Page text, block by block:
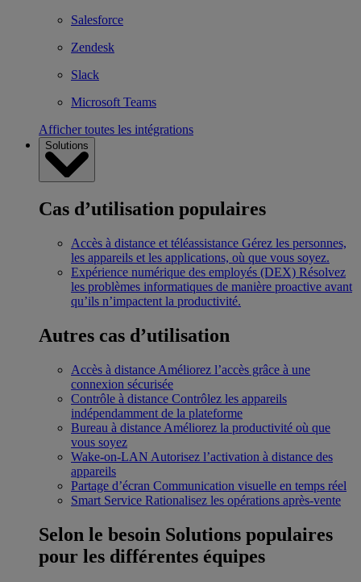
Salesforce
Zendesk
Slack
Microsoft Teams
Afficher toutes les intégrations
Solutions
Cas d’utilisation populaires
Accès à distance et téléassistance Gérez les personnes,
les appareils et les applications, où que vous soyez.
Expérience numérique des employés (DEX) Résolvez
les problèmes informatiques de manière proactive avant
qu’ils n’impactent la productivité.
Autres cas d’utilisation
Accès à distance Améliorez l’accès grâce à une
connexion sécurisée
Contrôle à distance Contrôlez les appareils
indépendamment de la plateforme
Bureau à distance Améliorez la productivité où que
vous soyez
Wake-on-LAN Autorisez l’activation à distance des
appareils
Partage d’écran Communication visuelle en temps réel
Smart Service Rationalisez les opérations après-vente
Selon le besoin Solutions populaires
pour les différentes équipes